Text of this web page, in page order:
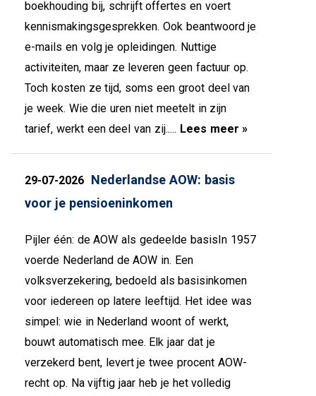
boekhouding bij, schrijft offertes en voert
kennismakingsgesprekken. Ook beantwoord je
e-mails en volg je opleidingen. Nuttige
activiteiten, maar ze leveren geen factuur op.
Toch kosten ze tijd, soms een groot deel van
je week. Wie die uren niet meetelt in zijn
tarief, werkt een deel van zij..... Lees meer »
29-07-2026 Nederlandse AOW: basis
voor je pensioeninkomen
Pijler één: de AOW als gedeelde basisIn 1957
voerde Nederland de AOW in. Een
volksverzekering, bedoeld als basisinkomen
voor iedereen op latere leeftijd. Het idee was
simpel: wie in Nederland woont of werkt,
bouwt automatisch mee. Elk jaar dat je
verzekerd bent, levert je twee procent AOW-
recht op. Na vijftig jaar heb je het volledig